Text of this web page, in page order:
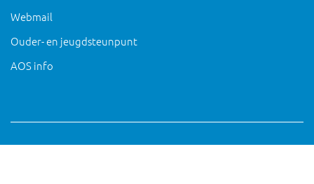
Webmail
Ouder- en jeugdsteunpunt
AOS info